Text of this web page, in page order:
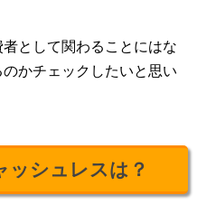
として関わることにはな
かチェックしたいと思い
ッシュレスは？